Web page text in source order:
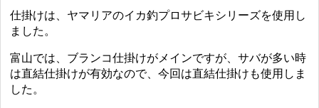
仕掛けは、ヤマリアのイカ釣プロサビキシリーズを使用し
ました。
富山では、ブランコ仕掛けがメインですが、サバが多い時
は直結仕掛けが有効なので、今回は直結仕掛けも使用しま
した。